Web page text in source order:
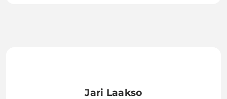
Jari Laakso